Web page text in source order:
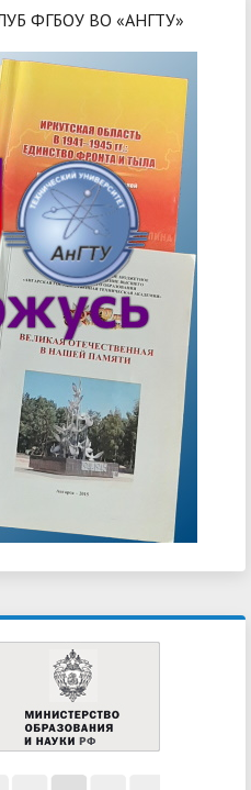
ФГБОУ ВО «АНГТУ»